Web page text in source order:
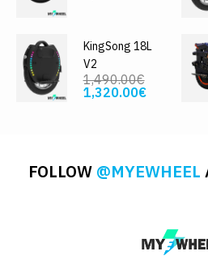
KingSong 18L
V2
1,490.00€
1,320.00€
FOLLOW @MYEWHEEL